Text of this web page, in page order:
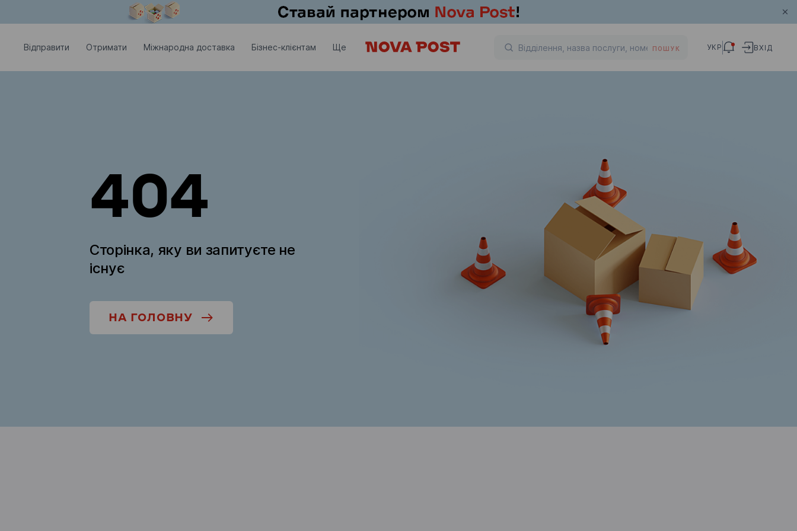
Відправити Отримати Міжнародна доставка Бізнес-клієнтам Ще ПОШУК УКР ВХІД
404
Сторінка, яку ви запитуєте не
існує
НА ГОЛОВНУ